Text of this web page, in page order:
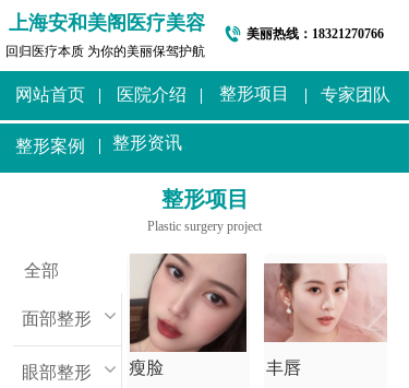
上海安和美阁医疗美容
回归医疗本质 为你的美丽保驾护航
美丽热线： 18321270766
网站首页 医院介绍 专家团队
整形项目
整形资讯
整形案例
整形项目
Plastic surgery project
全部
面部整形
眼部整形 瘦脸 丰唇